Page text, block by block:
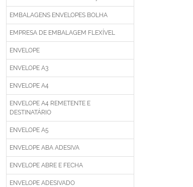
EMBALAGENS ENVELOPES BOLHA
EMPRESA DE EMBALAGEM FLEXÍVEL
ENVELOPE
ENVELOPE A3
ENVELOPE A4
ENVELOPE A4 REMETENTE E
DESTINATÁRIO
ENVELOPE A5
ENVELOPE ABA ADESIVA
ENVELOPE ABRE E FECHA
ENVELOPE ADESIVADO